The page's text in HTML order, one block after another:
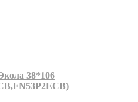
38*106